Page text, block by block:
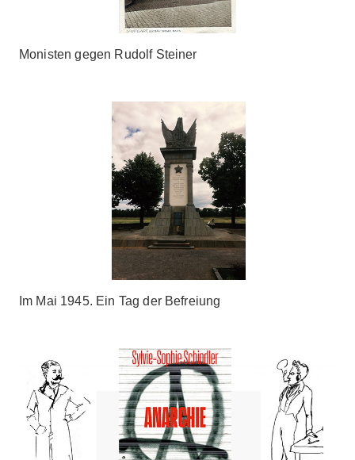
Monisten gegen Rudolf Steiner
Im Mai 1945. Ein Tag der Befreiung